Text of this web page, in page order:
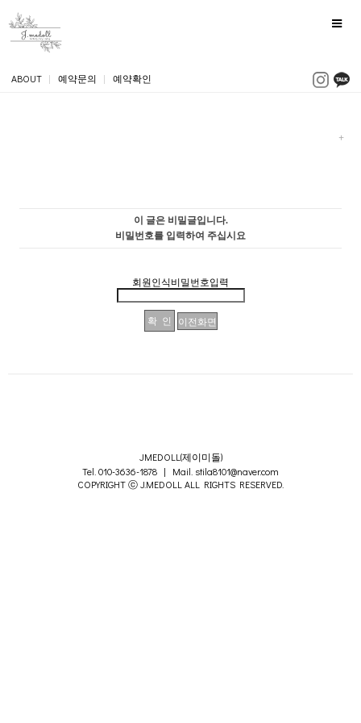
ABOUT | 예약문의 | 예약확인
이 글은 비밀글입니다.
비밀번호를 입력하여 주십시요
회원인식비밀번호입력
JMEDOLL(제이미돌)
Tel. 010-3636-1878 | Mail. stila8101@naver.com
COPYRIGHT ⓒ J.MEDOLL ALL RIGHTS RESERVED.